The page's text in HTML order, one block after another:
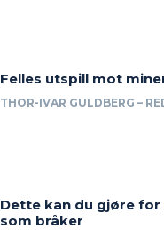
Felles utspill mot
THOR-IVAR GULDBERG –
Dette kan du gjøre for
som bråker